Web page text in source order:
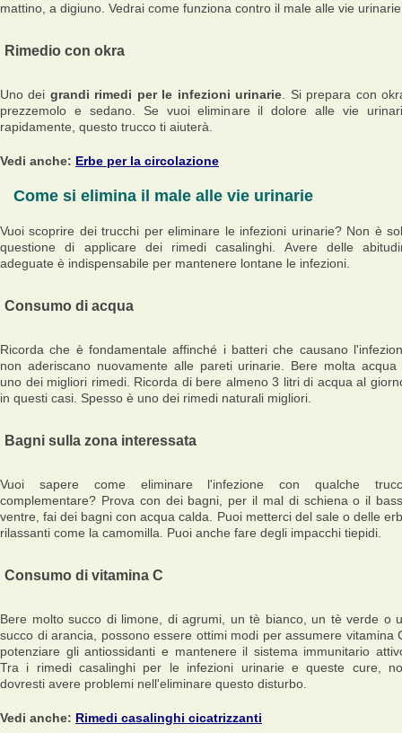
mattino, a digiuno. Vedrai come funziona contro il male alle vie
Rimedio con okra
Uno dei grandi rimedi per le infezioni urinarie . Si prepara con
prezzemolo e sedano. Se vuoi eliminare il dolore alle vie
rapidamente, questo trucco ti aiuterà.
Vedi anche: Erbe per la circolazione
Come si elimina il male alle vie urinarie
Vuoi scoprire dei trucchi per eliminare le infezioni urinarie? Non è
questione di applicare dei rimedi casalinghi. Avere delle
adeguate è indispensabile per mantenere lontane le infezioni.
Consumo di acqua
Ricorda che è fondamentale affinché i batteri che causano
non aderiscano nuovamente alle pareti urinarie. Bere molta acqua
uno dei migliori rimedi. Ricorda di bere almeno 3 litri di acqua al
in questi casi. Spesso è uno dei rimedi naturali migliori.
Bagni sulla zona interessata
Vuoi sapere come eliminare l'infezione con qualche
complementare? Prova con dei bagni, per il mal di schiena o il
ventre, fai dei bagni con acqua calda. Puoi metterci del sale o delle
rilassanti come la camomilla. Puoi anche fare degli impacchi tiepidi.
Consumo di vitamina C
Bere molto succo di limone, di agrumi, un tè bianco, un tè verde o
succo di arancia, possono essere ottimi modi per assumere vitamina
potenziare gli antiossidanti e mantenere il sistema immunitario
Tra i rimedi casalinghi per le infezioni urinarie e queste cure,
dovresti avere problemi nell'eliminare questo disturbo.
Vedi anche: Rimedi casalinghi cicatrizzanti